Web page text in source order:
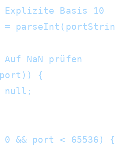
Explizite Basis 10
= parseInt(portString,
Auf NaN prüfen
{
null;
0 && port < 65536) {